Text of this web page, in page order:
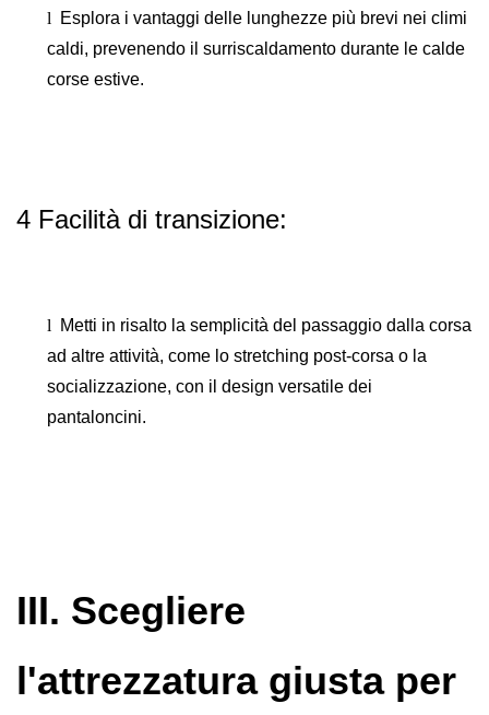
l
Esplora i vantaggi delle lunghezze più brevi nei climi
caldi, prevenendo il surriscaldamento durante le calde
corse estive.
4 Facilità di transizione:
l
Metti in risalto la semplicità del passaggio dalla corsa
ad altre attività, come lo stretching post-corsa o la
socializzazione, con il design versatile dei
pantaloncini.
III. Scegliere
l'attrezzatura giusta per